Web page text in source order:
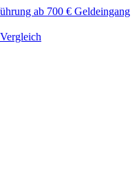
ab 700 € Geldeingang